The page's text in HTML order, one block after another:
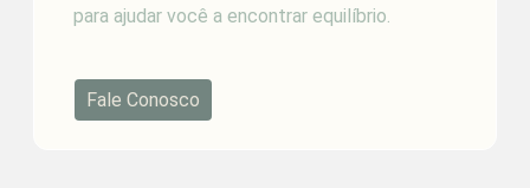
para ajudar você a encontrar equilíbrio.
Fale Conosco